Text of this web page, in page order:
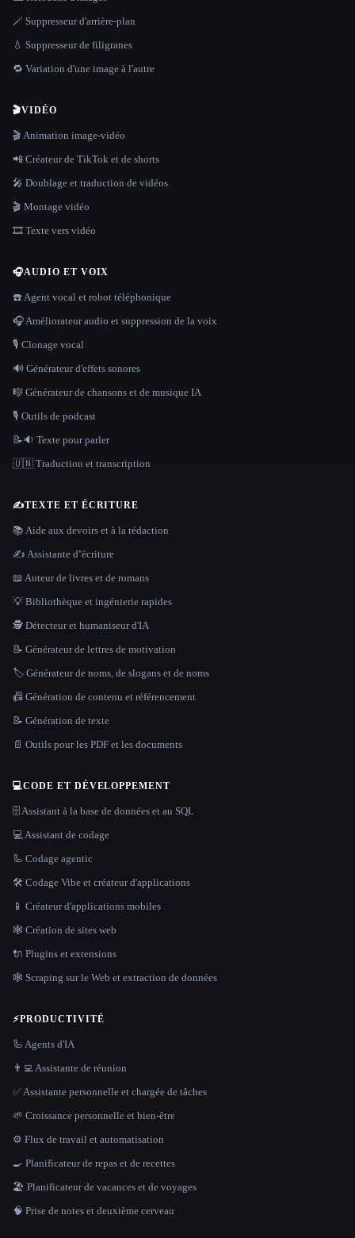
🪄 Suppresseur d'arrière-plan
💧 Suppresseur de filigranes
🔁 Variation d'une image à l'autre
🎬VIDÉO
🎬 Animation image-vidéo
📲 Créateur de TikTok et de shorts
🎤 Doublage et traduction de vidéos
🎬 Montage vidéo
🎞️ Texte vers vidéo
🎧AUDIO ET VOIX
☎️ Agent vocal et robot téléphonique
🎧 Améliorateur audio et suppression de la voix
🎙️ Clonage vocal
🔊 Générateur d'effets sonores
🎼 Générateur de chansons et de musique IA
🎙️ Outils de podcast
📝🔉 Texte pour parler
🇺🇳 Traduction et transcription
✍️TEXTE ET ÉCRITURE
📚 Aide aux devoirs et à la rédaction
✍️ Assistante d''écriture
📖 Auteur de livres et de romans
💡 Bibliothèque et ingénierie rapides
🕵️ Détecteur et humaniseur d'IA
📝 Générateur de lettres de motivation
🏷️ Générateur de noms, de slogans et de noms
📠 Génération de contenu et référencement
📝 Génération de texte
📄 Outils pour les PDF et les documents
💻CODE ET DÉVELOPPEMENT
🗄️ Assistant à la base de données et au SQL
💻 Assistant de codage
🦾 Codage agentic
🛠️ Codage Vibe et créateur d'applications
📱 Créateur d'applications mobiles
🕸 Création de sites web
🔌 Plugins et extensions
🕸️ Scraping sur le Web et extraction de données
⚡PRODUCTIVITÉ
🦾 Agents d'IA
👨‍💻 Assistante de réunion
✅ Assistante personnelle et chargée de tâches
🌱 Croissance personnelle et bien-être
⚙️ Flux de travail et automatisation
🍳 Planificateur de repas et de recettes
🏖 Planificateur de vacances et de voyages
🧠 Prise de notes et deuxième cerveau